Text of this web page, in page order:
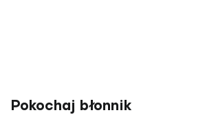
Pokochaj błonnik